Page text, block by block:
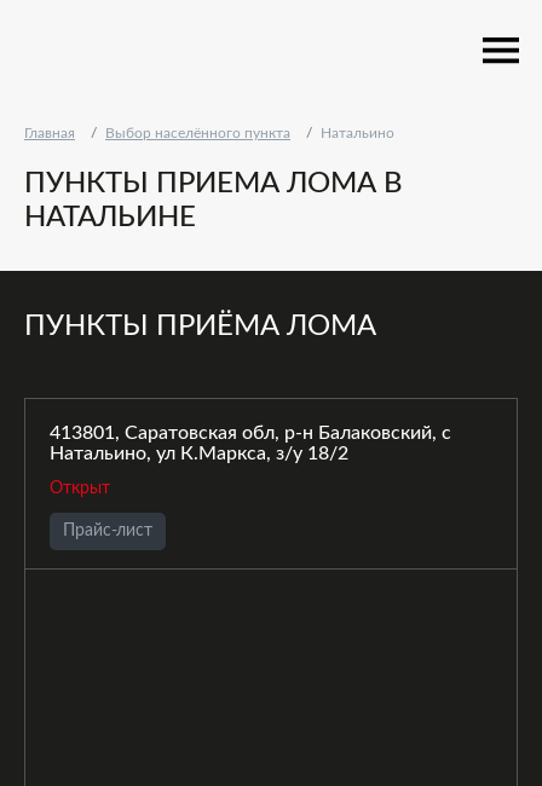
Главная Выбор населённого пункта Натальино
ПУНКТЫ ПРИЕМА ЛОМА В
НАТАЛЬИНЕ
ПУНКТЫ ПРИЁМА ЛОМА
413801, Саратовская обл, р-н Балаковский, с
Натальино, ул К.Маркса, з/у 18/2
Открыт
Прайс-лист